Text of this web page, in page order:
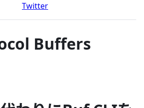
Twitter
Buffers